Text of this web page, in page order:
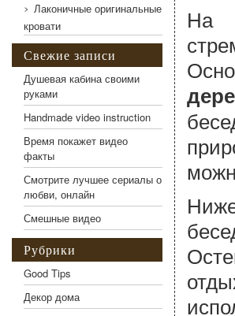
На
Лаконичные оригинальные
кровати
Свежие записи
Душевая кабина своими
руками
Handmade video instruction
Время покажет видео
факты
Смотрите лучшее сериалы о
любви, онлайн
Смешные видео
Рубрики
Good Tips
Декор дома